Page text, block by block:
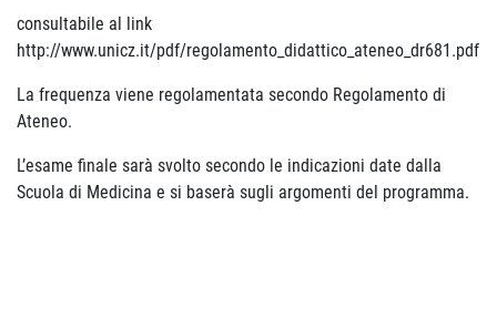
consultabile al link
http://www.unicz.it/pdf/regolamento_didattico_ateneo_dr681.pdf
La frequenza viene regolamentata secondo Regolamento di
Ateneo.
L’esame finale sarà svolto secondo le indicazioni date dalla
Scuola di Medicina e si baserà sugli argomenti del programma.